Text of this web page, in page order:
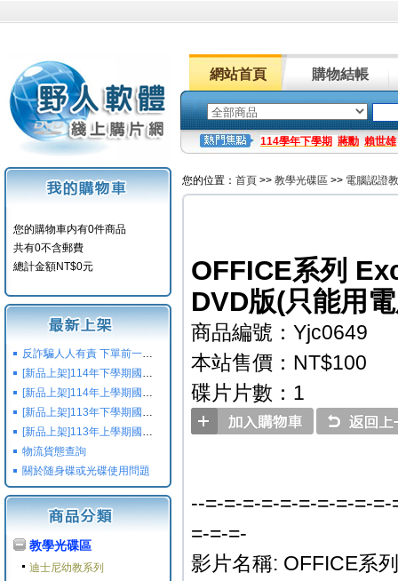
網站首頁 購物結帳
114學年下學期 蔣勳 賴世雄
您的購物車内有0件商品
共有0不含郵費
總計金額NT$0元
反詐騙人人有責 下單前一定要注意
[新品上架]114年下學期國小國中高中命題光碟,校用卷,習作
[新品上架]114年上學期國小國中高中命題光碟,校用卷,習作
[新品上架]113年下學期國小國中高中命題光碟,校用卷,習作
[新品上架]113年上學期國小國中高中命題光碟,校用卷,習作
物流貨態查詢
關於随身碟或光碟使用問題
教學光碟區
迪士尼幼教系列
您的位置： 首頁 >> 教學光碟區 >> 電腦認證
OFFICE系列
DVD版(只能用
商品編號：Yjc0649
本站售價：NT$100
碟片片數：1
--=-=-=-=-=-=-=-=-=-
=-=-=-
影片名稱: OFFICE系